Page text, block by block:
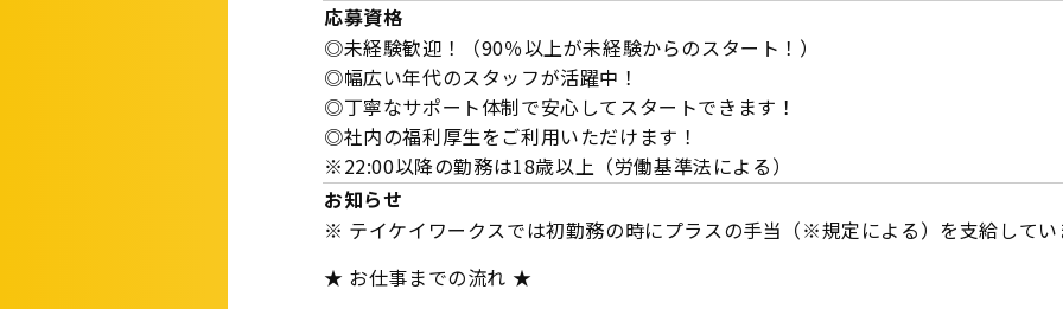
応募資格
◎未経験歓迎！（90％以上が未経験からのスタート！）
◎幅広い年代のスタッフが活躍中！
◎丁寧なサポート体制で安心してスタートできます！
◎社内の福利厚生をご利用いただけます！
※22:00以降の勤務は18歳以上（労働基準法による）
お知らせ
※ テイケイワークスでは初勤務の時にプラスの手当（※規定による）を支給してい
★ お仕事までの流れ ★